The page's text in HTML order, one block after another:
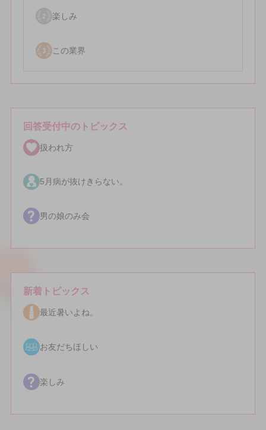
楽しみ
この業界
回答受付中のトピックス
扱われ方
5月病が抜けきらない。
男の娘のみ会
新着トピックス
最近暑いよね。
お友だちほしい
楽しみ